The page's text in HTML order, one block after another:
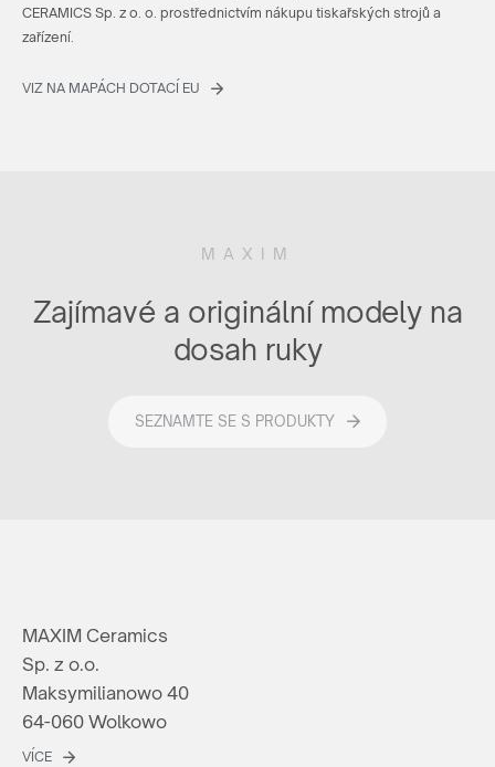
CERAMICS Sp. z o. o. prostřednictvím nákupu tiskařských strojů a
zařízení.
VIZ NA MAPÁCH DOTACÍ EU
MAXIM
Zajímavé a originální modely na
dosah ruky
SEZNAMTE SE S PRODUKTY
MAXIM Ceramics
Sp. z o.o.
Maksymilianowo 40
64-060 Wolkowo
VÍCE